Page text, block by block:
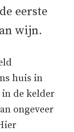
eerste
wijn.
huis in
de kelder
ongeveer